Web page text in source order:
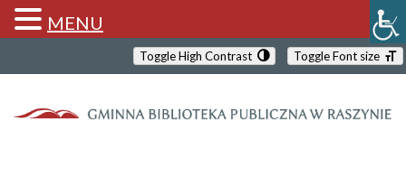
Toggle High Contrast Toggle Font size
MENU